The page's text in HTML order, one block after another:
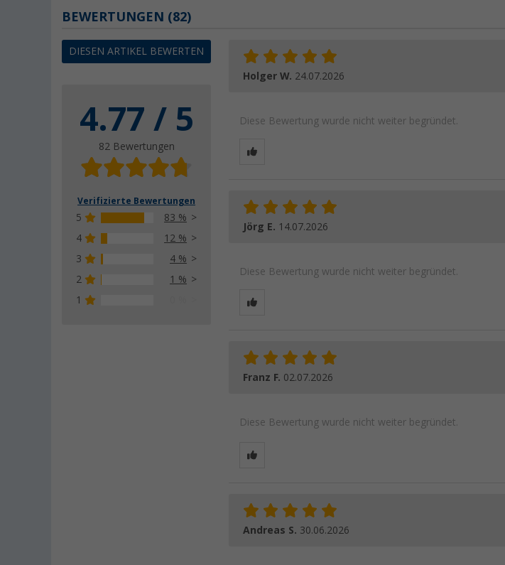
BEWERTUNGEN (82)
DIESEN ARTIKEL BEWERTEN
4.77 / 5
82 Bewertungen
Verifizierte Bewertungen
5
83 %
4
12 %
3
4 %
2
1 %
1
Holger W. 24.07.2026
Diese Bewertung wurde nicht weiter begründet.
Jörg E. 14.07.2026
Diese Bewertung wurde nicht weiter begründet.
Franz F. 02.07.2026
Diese Bewertung wurde nicht weiter begründet.
Andreas S. 30.06.2026